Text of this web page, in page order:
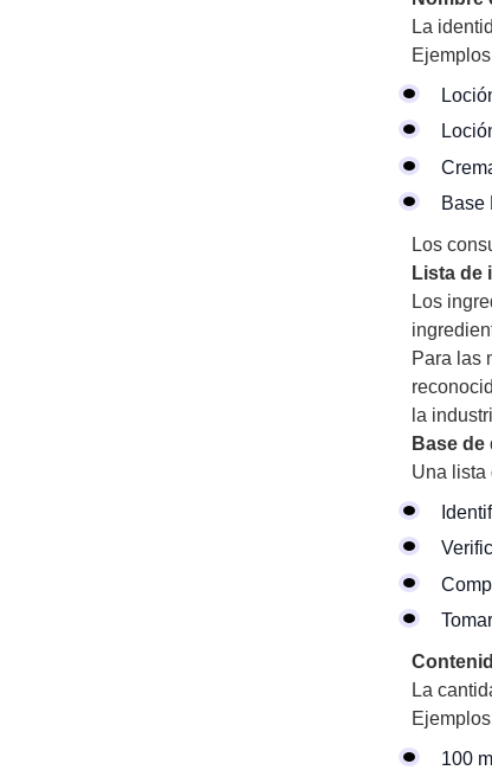
La
Base
Los
Lista de
Los
Para las
la
Base
Una lista
La
100